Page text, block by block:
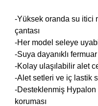
-Yüksek oranda su itici
çantası
-Her model seleye
-Suya dayanıklı fermuar
-Kolay ulaşılabilir alet
-Alet setleri ve iç lastik
-Desteklenmiş
koruması